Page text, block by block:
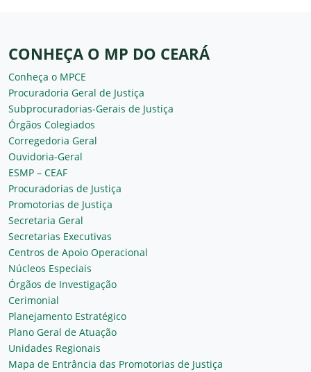
CONHEÇA O MP DO CEARÁ
Conheça o MPCE
Procuradoria Geral de Justiça
Subprocuradorias-Gerais de Justiça
Órgãos Colegiados
Corregedoria Geral
Ouvidoria-Geral
ESMP – CEAF
Procuradorias de Justiça
Promotorias de Justiça
Secretaria Geral
Secretarias Executivas
Centros de Apoio Operacional
Núcleos Especiais
Órgãos de Investigação
Cerimonial
Planejamento Estratégico
Plano Geral de Atuação
Unidades Regionais
Mapa de Entrância das Promotorias de Justiça